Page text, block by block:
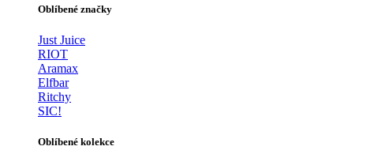
Oblíbené značky
Just Juice
RIOT
Aramax
Elfbar
Ritchy
SIC!
Oblíbené kolekce